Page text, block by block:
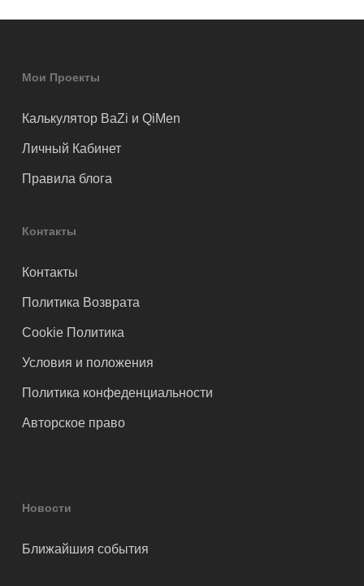
Мои Проекты
Калькулятор BaZi и QiMen
Личный Кабинет
Правила блога
Контакты
Контакты
Политика Возврата
Cookie Политика
Условия и положения
Политика конфеденциальности
Авторское право
Новости
Ближайшия события